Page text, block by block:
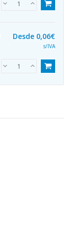
Desde 0,06€
s/IVA